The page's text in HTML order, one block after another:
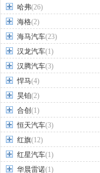
哈弗(26)
海格(2)
海马汽车(23)
汉龙汽车(1)
汉腾汽车(3)
悍马(4)
昊铂(2)
合创 (1)
恒天汽车(3)
红旗(12)
红星汽车(1)
华晨雷诺(1)